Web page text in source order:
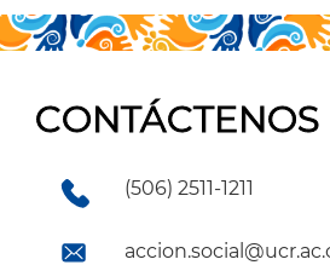
CONTÁCTENOS
(506) 2511-1211